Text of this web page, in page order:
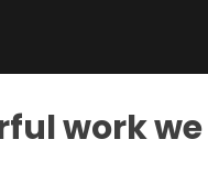
work we